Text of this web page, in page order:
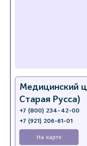
Медицинский
Старая Русса)
+7 (800) 234-42-00
+7 (921) 206-61-01
На карте